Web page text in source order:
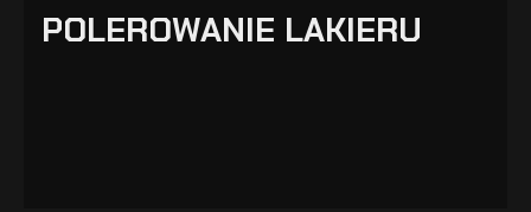
POLEROWANIE LAKIERU